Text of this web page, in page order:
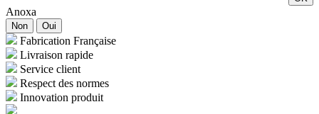
Anoxa
Non Oui
Fabrication Française
Livraison rapide
Service client
Respect des normes
Innovation produit